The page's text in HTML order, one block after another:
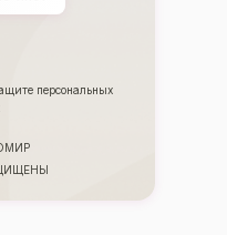
персональных